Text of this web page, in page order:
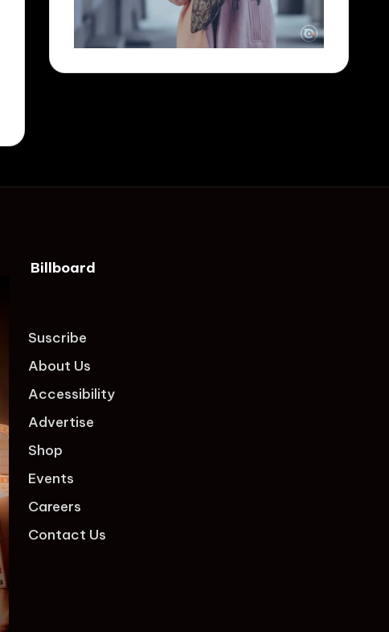
Billboard
Suscribe
About Us
Accessibility
Advertise
Shop
Events
Careers
Contact Us